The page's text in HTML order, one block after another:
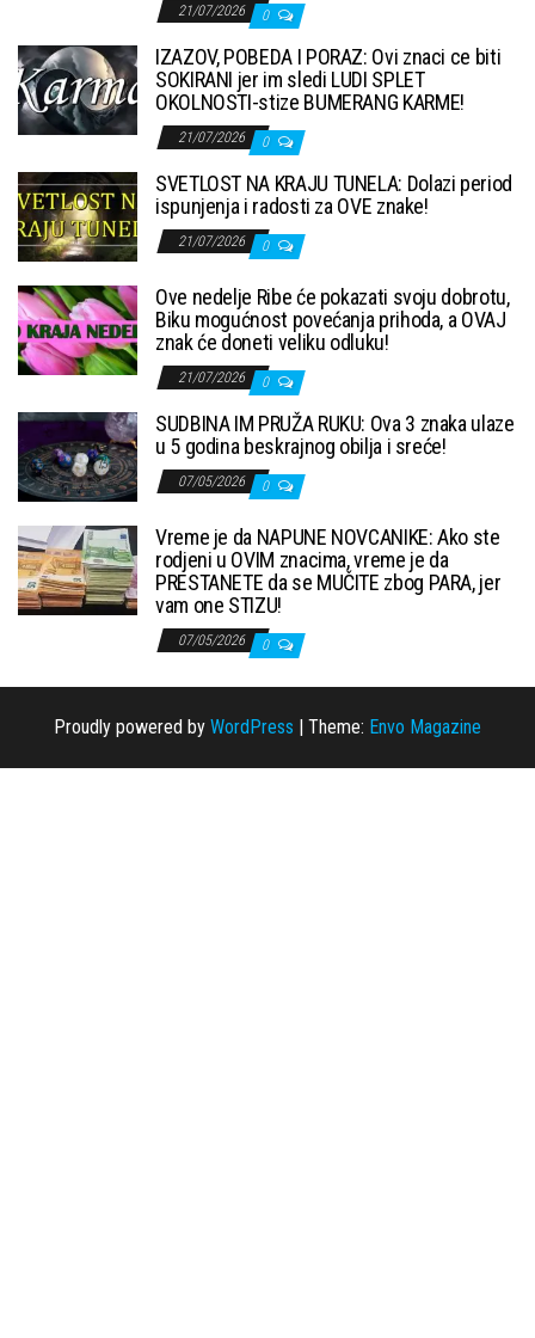
21/07/2026 0
IZAZOV, POBEDA I PORAZ: Ovi znaci ce biti
SOKIRANI jer im sledi LUDI SPLET
OKOLNOSTI-stize BUMERANG KARME!
21/07/2026 0
SVETLOST NA KRAJU TUNELA: Dolazi period
ispunjenja i radosti za OVE znake!
21/07/2026 0
Ove nedelje Ribe će pokazati svoju dobrotu,
Biku mogućnost povećanja prihoda, a OVAJ
znak će doneti veliku odluku!
21/07/2026 0
SUDBINA IM PRUŽA RUKU: Ova 3 znaka ulaze
u 5 godina beskrajnog obilja i sreće!
07/05/2026 0
Vreme je da NAPUNE NOVCANIKE: Ako ste
rodjeni u OVIM znacima, vreme je da
PRESTANETE da se MUČITE zbog PARA, jer
vam one STIZU!
07/05/2026 0
Proudly powered by WordPress Theme: Envo Magazine